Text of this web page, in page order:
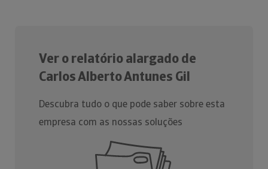
Ver o relatório alargado de
Carlos Alberto Antunes Gil
Descubra tudo o que pode saber sobre esta
empresa com as nossas soluções